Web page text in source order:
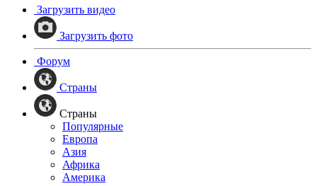
Загрузить видео
Загрузить фото
Форум
Страны
Страны
Популярные
Европа
Азия
Африка
Америка